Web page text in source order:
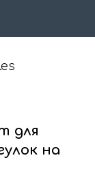
для
на